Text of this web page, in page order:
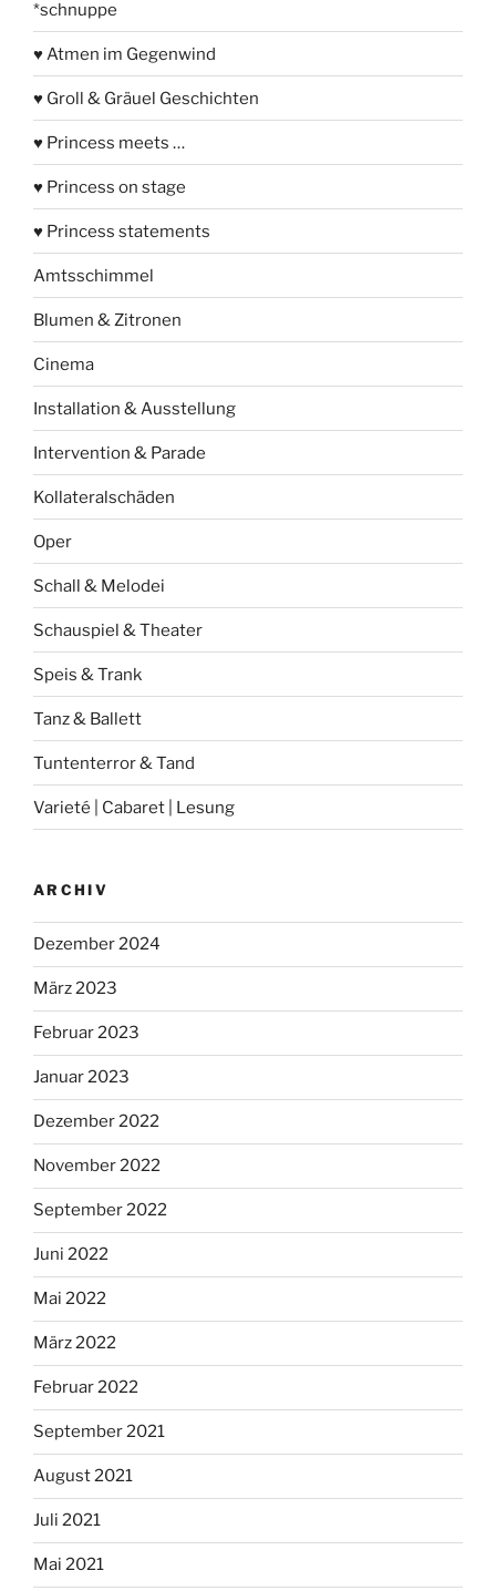
*schnuppe
♥ Atmen im Gegenwind
♥ Groll & Gräuel Geschichten
♥ Princess meets …
♥ Princess on stage
♥ Princess statements
Amtsschimmel
Blumen & Zitronen
Cinema
Installation & Ausstellung
Intervention & Parade
Kollateralschäden
Oper
Schall & Melodei
Schauspiel & Theater
Speis & Trank
Tanz & Ballett
Tuntenterror & Tand
Varieté | Cabaret | Lesung
ARCHIV
Dezember 2024
März 2023
Februar 2023
Januar 2023
Dezember 2022
November 2022
September 2022
Juni 2022
Mai 2022
März 2022
Februar 2022
September 2021
August 2021
Juli 2021
Mai 2021